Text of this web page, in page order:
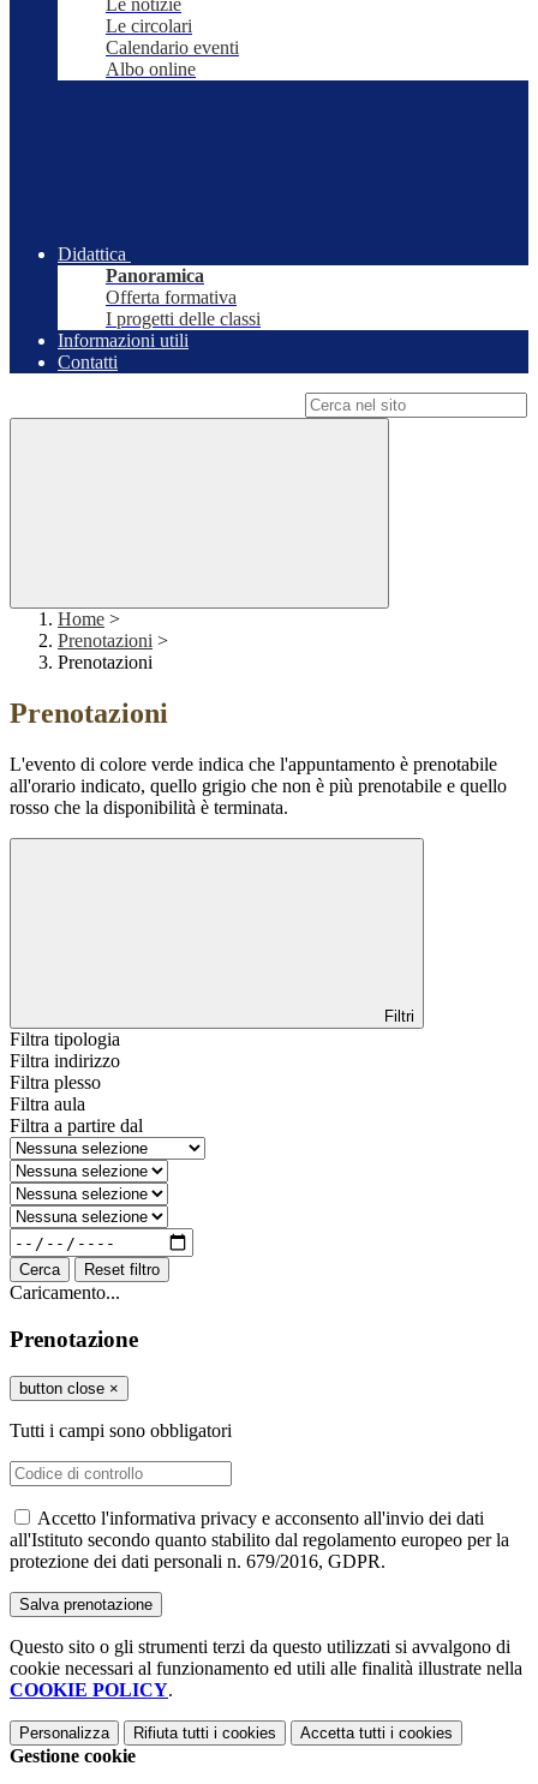
Le notizie
Le circolari
Calendario eventi
Albo online
Didattica
Panoramica
Offerta formativa
I progetti delle classi
Informazioni utili
Contatti
Home >
Prenotazioni >
Prenotazioni
Prenotazioni
L'evento di colore verde indica che l'appuntamento è prenotabile
all'orario indicato, quello grigio che non è più prenotabile e quello
rosso che la disponibilità è terminata.
Filtri
Filtra tipologia
Filtra indirizzo
Filtra plesso
Filtra aula
Filtra a partire dal
Cerca Reset filtro
Caricamento...
Prenotazione
button close ×
Tutti i campi sono obbligatori
Accetto l'informativa privacy e acconsento all'invio dei dati
all'Istituto secondo quanto stabilito dal regolamento europeo per la
protezione dei dati personali n. 679/2016, GDPR.
Questo sito o gli strumenti terzi da questo utilizzati si avvalgono di
cookie necessari al funzionamento ed utili alle finalità illustrate nella
COOKIE POLICY.
Personalizza Rifiuta tutti i cookies Accetta tutti i cookies
Gestione cookie